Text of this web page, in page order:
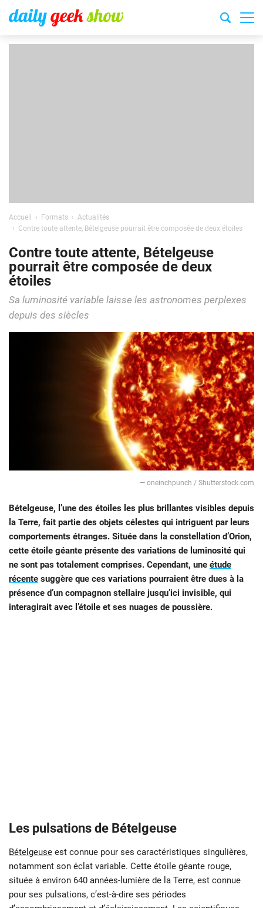
Accueil Formats
Actualités
Contre toute attente, Bételgeuse pourrait être composée de deux étoiles
Contre toute attente, Bételgeuse
pourrait être composée de deux
étoiles
Sa luminosité variable laisse les astronomes perplexes
depuis des siècles
— oneinchpunch / Shutterstock.com
Bételgeuse, l’une des étoiles les plus brillantes visibles depuis
la Terre, fait partie des objets célestes qui intriguent par leurs
comportements étranges. Située dans la constellation d’Orion,
cette étoile géante présente des variations de luminosité qui
ne sont pas totalement comprises. Cependant, une étude
récente suggère que ces variations pourraient être dues à la
présence d’un compagnon stellaire jusqu’ici invisible, qui
interagirait avec l’étoile et ses nuages de poussière.
Les pulsations de Bételgeuse
Bételgeuse est connue pour ses caractéristiques singulières,
notamment son éclat variable. Cette étoile géante rouge,
située à environ 640 années-lumière de la Terre, est connue
pour ses pulsations, c’est-à-dire ses périodes